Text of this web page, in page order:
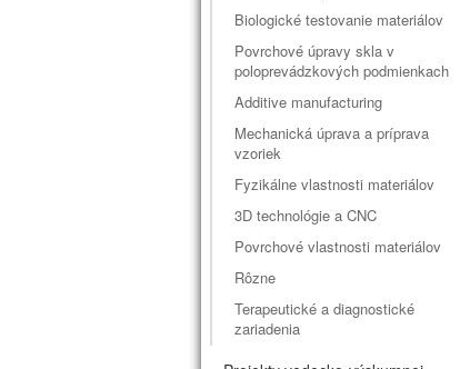
Biologické testovanie materiálov
Povrchové úpravy skla v
poloprevádzkových podmienkach
Additive manufacturing
Mechanická úprava a príprava
vzoriek
Fyzikálne vlastnosti materiálov
3D technológie a CNC
Povrchové vlastnosti materiálov
Rôzne
Terapeutické a diagnostické
zariadenia